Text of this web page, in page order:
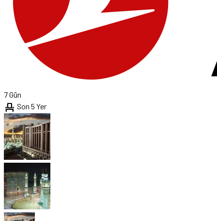
7 Gün
event_seat Son 5 Yer